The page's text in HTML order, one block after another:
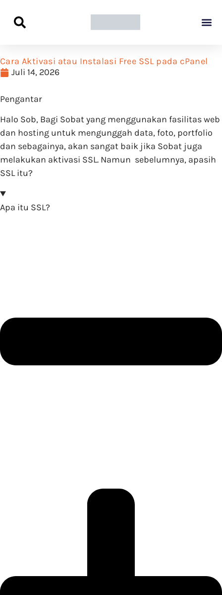
Cara Aktivasi atau Instalasi Free SSL pada cPanel
Juli 14, 2026
Pengantar
Halo Sob, Bagi Sobat yang menggunakan fasilitas web
dan hosting untuk mengunggah data, foto, portfolio
dan sebagainya, akan sangat baik jika Sobat juga
melakukan aktivasi SSL. Namun sebelumnya, apasih
SSL itu?
Apa itu SSL?